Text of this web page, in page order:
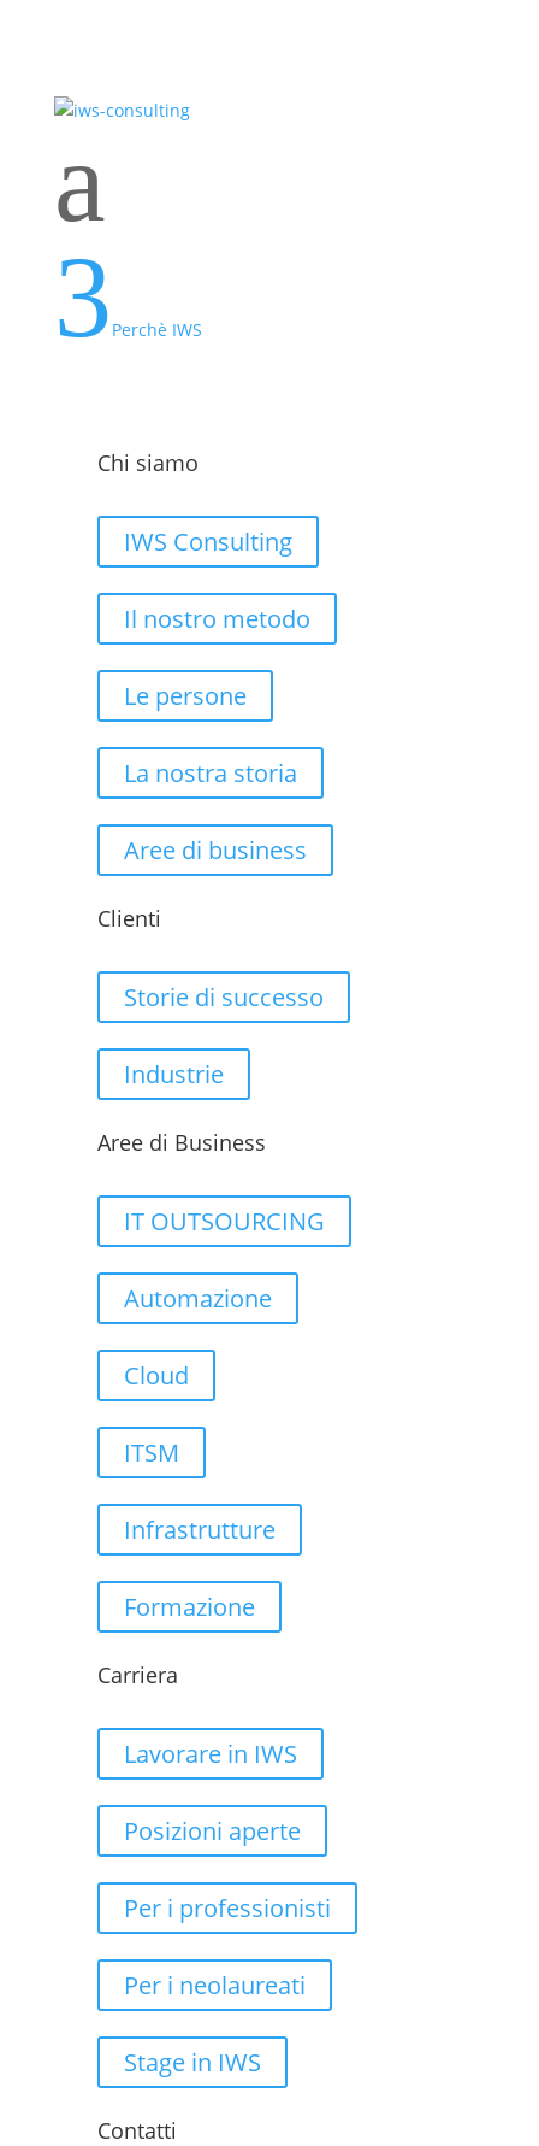
a
3 Perchè IWS
Chi siamo
IWS Consulting
Il nostro metodo
Le persone
La nostra storia
Aree di business
Clienti
Storie di successo
Industrie
Aree di Business
IT OUTSOURCING
Automazione
Cloud
ITSM
Infrastrutture
Formazione
Carriera
Lavorare in IWS
Posizioni aperte
Per i professionisti
Per i neolaureati
Stage in IWS
Contatti